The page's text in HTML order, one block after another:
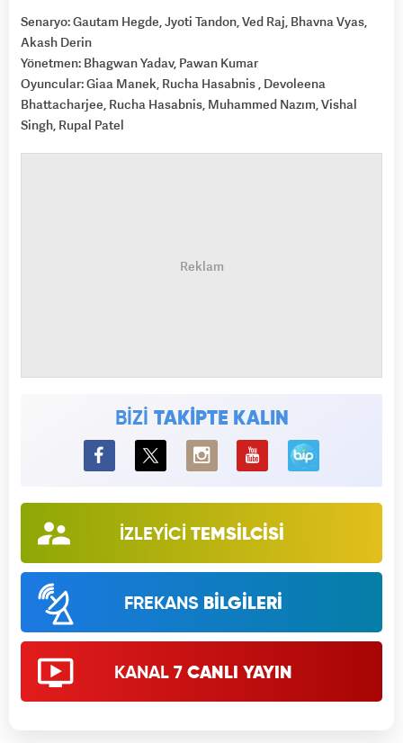
Senaryo: Gautam Hegde, Jyoti Tandon, Ved Raj, Bhavna Vyas,
Akash Derin
Yönetmen: Bhagwan Yadav, Pawan Kumar
Oyuncular: Giaa Manek, Rucha Hasabnis , Devoleena
Bhattacharjee, Rucha Hasabnis, Muhammed Nazım, Vishal
Singh, Rupal Patel
BİZİ TAKİPTE KALIN
BiP
İZLEYİCİ TEMSİLCİSİ
FREKANS BİLGİLERİ
KANAL 7 CANLI YAYIN